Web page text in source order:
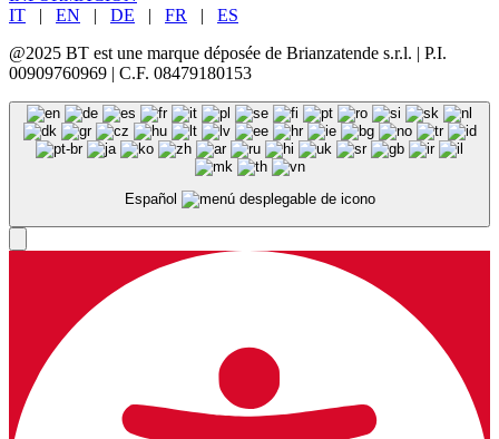
IT | EN | DE | FR | ES
@2025 BT est une marque déposée de Brianzatende s.r.l. | P.I.
00909760969 | C.F. 08479180153
Español